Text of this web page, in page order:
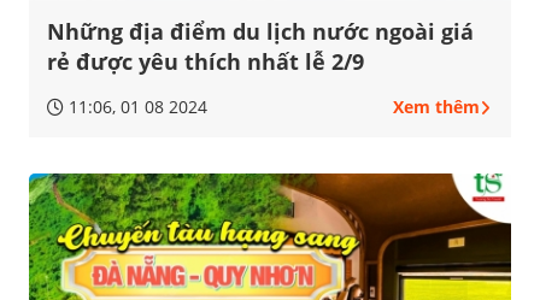
Những địa điểm du lịch nước ngoài giá
rẻ được yêu thích nhất lễ 2/9
11:06, 01 08 2024 Xem thêm